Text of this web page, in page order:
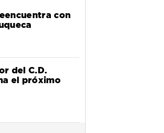
con
del C.D.
el próximo